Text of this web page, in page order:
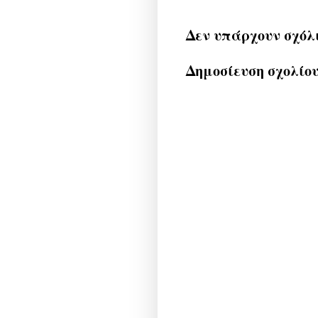
Δεν υπάρχουν
Δημοσίευση